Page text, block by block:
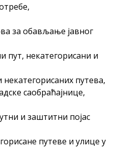
за обављање јавног
пут, некатегорисани и
путева,
саобраћајнице,
и заштитни појас
путеве и улице у